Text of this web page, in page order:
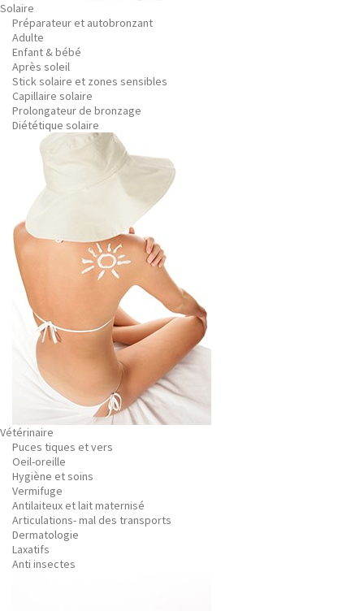
Solaire
Préparateur et autobronzant
Adulte
Enfant & bébé
Après soleil
Stick solaire et zones sensibles
Capillaire solaire
Prolongateur de bronzage
Diététique solaire
Vétérinaire
Puces tiques et vers
Oeil-oreille
Hygiène et soins
Vermifuge
Antilaiteux et lait maternisé
Articulations- mal des transports
Dermatologie
Laxatifs
Anti insectes